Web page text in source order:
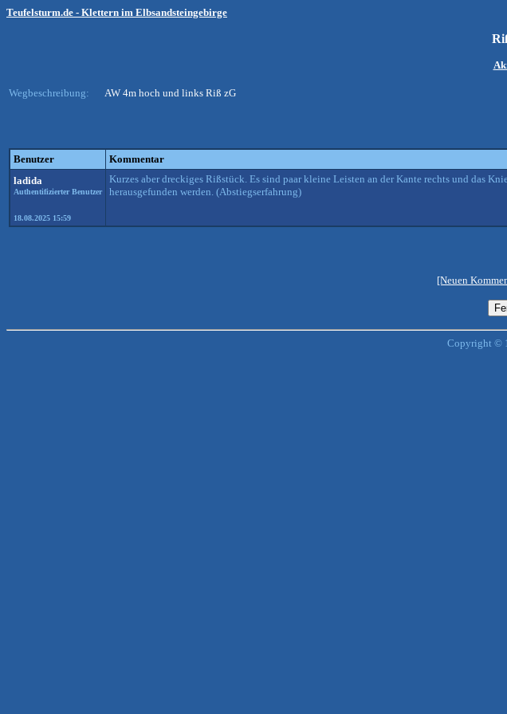
Teufelsturm.de - Klettern im Elbsandsteingebirge
Wegbeschreibung: AW 4m hoch und links Riß zG
Benutzer Kommentar
ladida
Authentifizierter Benutzer
18.08.2025 15:59
Kurzes aber dreckiges Rißstück. Es sind paar kleine Leisten an der Kante rechts und das
herausgefunden werden. (Abstiegserfahrung)
[Neuen
Copyright ©